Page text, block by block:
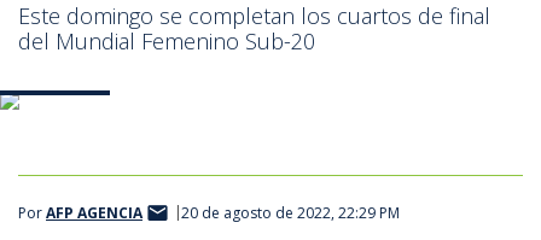
Este domingo se completan los cuartos de final
del Mundial Femenino Sub-20
PorAFP AGENCIA 20 de agosto de 2022, 22:29 PM